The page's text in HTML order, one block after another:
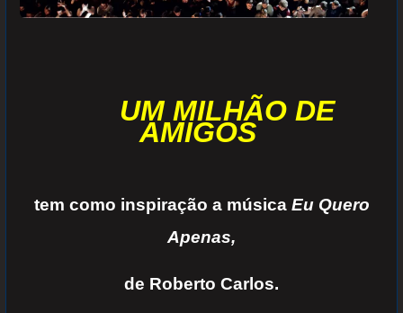
UM MILHÃO DE
AMIGOS
tem como inspiração a música Eu Quero
Apenas,
de Roberto Carlos.